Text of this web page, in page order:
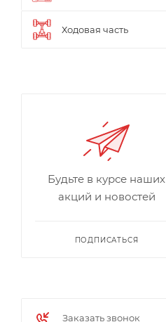
Ходовая часть
Будьте в курсе наших
акций и новостей
ПОДПИСАТЬСЯ
Заказать звонок